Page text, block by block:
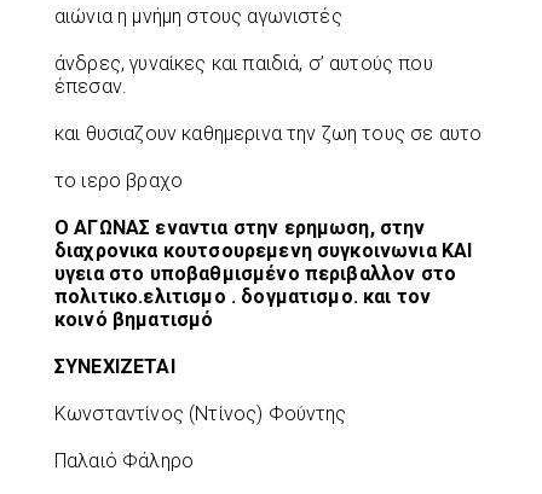
αιώνια η μνήμη στους αγωνιστές
άνδρες, γυναίκες και παιδιά, σ’ αυτούς που
έπεσαν.
και θυσιαζουν καθημερινα την ζωη τους σε αυτο
το ιερο βραχο
Ο ΑΓΩΝΑΣ εναντια στην ερημωση, στην
διαχρονικα κουτσουρεμενη συγκοινωνια ΚΑΙ
υγεια στο υποβαθμισμένο περιβαλλον στο
πολιτικο.ελιτισμο . δογματισμο. και τον
κοινό βηματισμό
ΣΥΝΕΧΙΖΕΤΑΙ
Κωνσταντίνος (Ντίνος) Φούντης
Παλαιό Φάληρο